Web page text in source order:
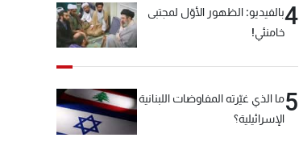
4بالفيديو: الظهور الأوّل لمجتبى
خامنئي!
5ما الذي غيّرته المفاوضات اللبنانية
الإسرائيلية؟